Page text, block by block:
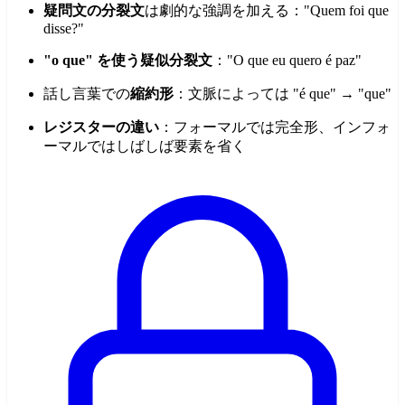
疑問文の分裂文は劇的な強調を加える："Quem foi que
disse?"
"o que" を使う疑似分裂文 ："O que eu quero é paz"
話し言葉での縮約形 ：文脈によっては "é que" → "que"
レジスターの違い ：フォーマルでは完全形、インフォ
ーマルではしばしば要素を省く